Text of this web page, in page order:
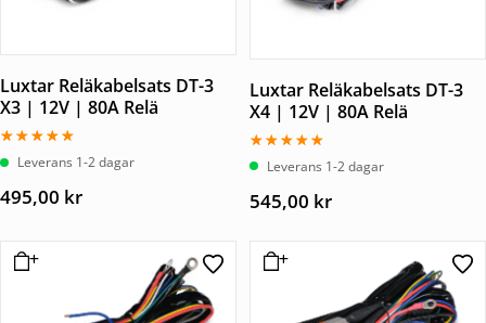
Luxtar Reläkabelsats DT-3
X3 | 12V | 80A Relä
Betygsatt
5.00Leverans 1-2 dagar
495,00 kr
Luxtar Reläkabelsats DT-3
X4 | 12V | 80A Relä
Betygsatt
5.00Leverans 1-2 dagar
545,00 kr